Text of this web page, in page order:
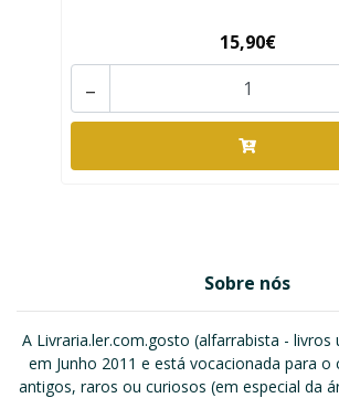
15,90€
-
Sobre nós
A Livraria.ler.com.gosto (alfarrabista - livros
em Junho 2011 e está vocacionada para o
antigos, raros ou curiosos (em especial da